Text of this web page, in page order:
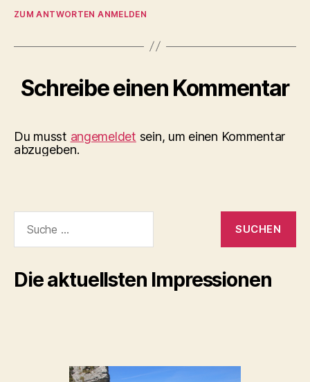
ZUM ANTWORTEN ANMELDEN
Schreibe einen Kommentar
Du musst angemeldet sein, um einen Kommentar
abzugeben.
nach:
Die aktuellsten Impressionen